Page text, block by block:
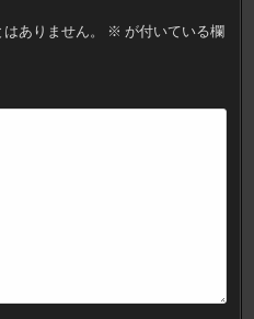
ありません。 ※ が付いている欄